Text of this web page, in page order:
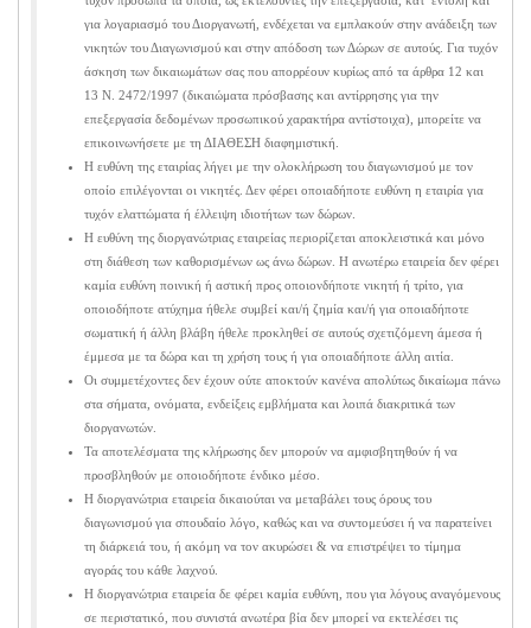
για λογαριασμό του Διοργανωτή, ενδέχεται να εμπλακούν στην ανάδειξη των
νικητών του Διαγωνισμού και στην απόδοση των Δώρων σε αυτούς. Για τυχόν
άσκηση των δικαιωμάτων σας που απορρέουν κυρίως από τα άρθρα 12 και
13 Ν. 2472/1997 (δικαιώματα πρόσβασης και αντίρρησης για την
επεξεργασία δεδομένων προσωπικού χαρακτήρα αντίστοιχα), μπορείτε να
επικοινωνήσετε με τη ΔΙΑΘΕΣΗ διαφημιστική.
Η ευθύνη της εταιρίας λήγει με την ολοκλήρωση του διαγωνισμού με τον
οποίο επιλέγονται οι νικητές. Δεν φέρει οποιαδήποτε ευθύνη η εταιρία για
τυχόν ελαττώματα ή έλλειψη ιδιοτήτων των δώρων.
Η ευθύνη της διοργανώτριας εταιρείας περιορίζεται αποκλειστικά και μόνο
στη διάθεση των καθορισμένων ως άνω δώρων. Η ανωτέρω εταιρεία δεν φέρει
καμία ευθύνη ποινική ή αστική προς οποιονδήποτε νικητή ή τρίτο, για
οποιοδήποτε ατύχημα ήθελε συμβεί και/ή ζημία και/ή για οποιαδήποτε
σωματική ή άλλη βλάβη ήθελε προκληθεί σε αυτούς σχετιζόμενη άμεσα ή
έμμεσα με τα δώρα και τη χρήση τους ή για οποιαδήποτε άλλη αιτία.
Οι συμμετέχοντες δεν έχουν ούτε αποκτούν κανένα απολύτως δικαίωμα πάνω
στα σήματα, ονόματα, ενδείξεις εμβλήματα και λοιπά διακριτικά των
διοργανωτών.
Τα αποτελέσματα της κλήρωσης δεν μπορούν να αμφισβητηθούν ή να
προσβληθούν με οποιοδήποτε ένδικο μέσο.
Η διοργανώτρια εταιρεία δικαιούται να μεταβάλει τους όρους του
διαγωνισμού για σπουδαίο λόγο, καθώς και να συντομεύσει ή να παρατείνει
τη διάρκειά του, ή ακόμη να τον ακυρώσει & να επιστρέψει το τίμημα
αγοράς του κάθε λαχνού.
Η διοργανώτρια εταιρεία δε φέρει καμία ευθύνη, που για λόγους αναγόμενους
σε περιστατικό, που συνιστά ανωτέρα βία δεν μπορεί να εκτελέσει τις